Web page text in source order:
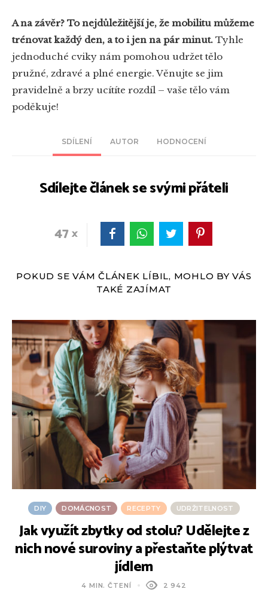
SDÍLENÍ AUTOR HODNOCENÍ
Sdílejte článek se svými přáteli
47
A na závěr? To nejdůležitější je, že mobilitu můžeme
trénovat každý den, a to i jen na pár minut. Tyhle
jednoduché cviky nám pomohou udržet tělo
pružné, zdravé a plné energie. Věnujte se jim
pravidelně a brzy ucítíte rozdíl – vaše tělo vám
poděkuje!
POKUD SE VÁM ČLÁNEK LÍBIL, MOHLO BY VÁS
TAKÉ ZAJÍMAT
DIY DOMÁCNOST RECEPTY UDRŽITELNOST
Jak využít zbytky od stolu? Udělejte z
nich nové suroviny a přestaňte plýtvat
jídlem
4 MIN. ČTENÍ 2 942